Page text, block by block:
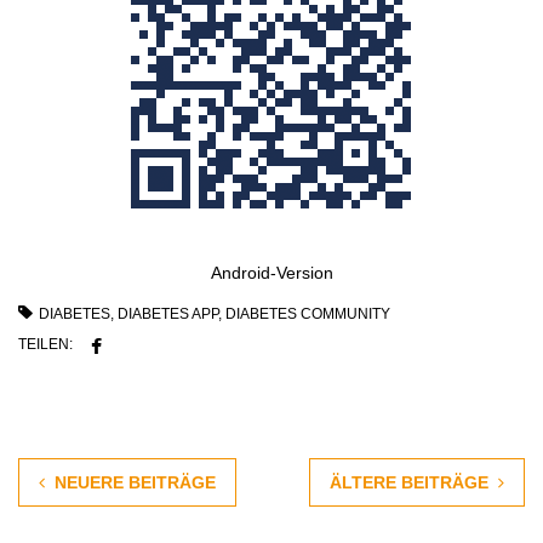
Android-Version
DIABETES, DIABETES APP, DIABETES COMMUNITY
TEILEN:
NEUERE BEITRÄGE ÄLTERE BEITRÄGE